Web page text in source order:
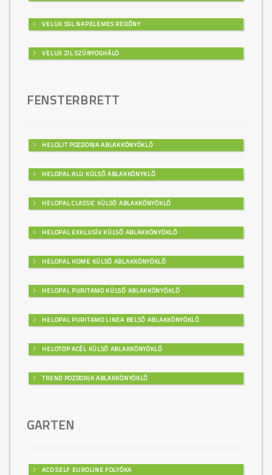
VELUX SSL NAPELEMES REDŐNY
VELUX ZIL SZÚNYOGHÁLÓ
FENSTERBRETT
HELOLIT POZDORJA ABLAKKÖNYÖKLŐ
HELOPAL ALU KÜLSŐ ABLAKKÖNYKLŐ
HELOPAL CLASSIC KÜLSŐ ABLAKKÖNYÖKLŐ
HELOPAL EXKLUSÍV KÜLSŐ ABLAKKÖNYÖKLŐ
HELOPAL HOME KÜLSŐ ABLAKKÖNYÖKLŐ
HELOPAL PURITAMO KÜLSŐ ABLAKKÖNYÖKLŐ
HELOPAL PURITAMO LINEA BELSŐ ABLAKKÖNYÖKLŐ
HELOTOP ACÉL KÜLSŐ ABLAKKÖNYÖKLŐ
TREND POZDORJA ABLAKKÖNYÖKLŐ
GARTEN
ACO SELF EUROLINE FOLYÓKA